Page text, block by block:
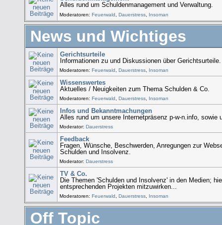
Alles rund um Schuldenmanagement und Verwaltung.
Moderatoren:Feuerwald ,Dauerstress Insoman
News und Wichtiges
Gerichtsurteile
Informationen zu und Diskussionen über Gerichtsurteile.
Moderatoren:Feuerwald ,Dauerstress Insoman
Wissenswertes
Aktuelles / Neuigkeiten zum Thema Schulden & Co.
Moderatoren:Feuerwald ,Dauerstress Insoman
Infos und Bekanntmachungen
Alles rund um unsere Internetpräsenz p-w-n.info, sowie
Moderator:Dauerstress
Feedback
Fragen, Wünsche, Beschwerden, Anregungen zur
Schulden und Insolvenz.
Moderator:Dauerstress
TV & Co.
Die Themen 'Schulden und Insolvenz' in den Medien;
entsprechenden Projekten mitzuwirken...
Moderatoren:Feuerwald ,Dauerstress Insoman
Off Topic